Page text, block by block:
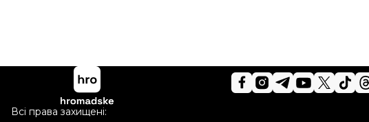
Всі права захищені: